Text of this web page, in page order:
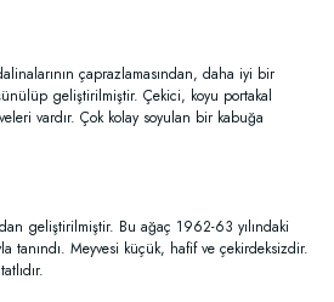
çaprazlamasından, daha iyi bir
geliştirilmiştir. Çekici, koyu portakal
vardır. Çok kolay soyulan bir kabuğa
geliştirilmiştir. Bu ağaç 1962-63 yılındaki
tanındı. Meyvesi küçük, hafif ve çekirdeksizdir.